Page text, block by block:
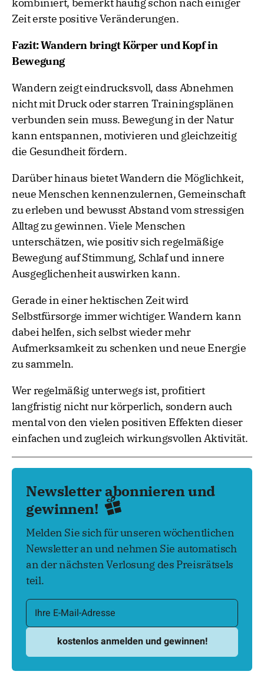
kombiniert, bemerkt häufig schon nach einiger
Zeit erste positive Veränderungen.
Fazit: Wandern bringt Körper und Kopf in
Bewegung
Wandern zeigt eindrucksvoll, dass Abnehmen
nicht mit Druck oder starren Trainingsplänen
verbunden sein muss. Bewegung in der Natur
kann entspannen, motivieren und gleichzeitig
die Gesundheit fördern.
Darüber hinaus bietet Wandern die Möglichkeit,
neue Menschen kennenzulernen, Gemeinschaft
zu erleben und bewusst Abstand vom stressigen
Alltag zu gewinnen. Viele Menschen
unterschätzen, wie positiv sich regelmäßige
Bewegung auf Stimmung, Schlaf und innere
Ausgeglichenheit auswirken kann.
Gerade in einer hektischen Zeit wird
Selbstfürsorge immer wichtiger. Wandern kann
dabei helfen, sich selbst wieder mehr
Aufmerksamkeit zu schenken und neue Energie
zu sammeln.
Wer regelmäßig unterwegs ist, profitiert
langfristig nicht nur körperlich, sondern auch
mental von den vielen positiven Effekten dieser
einfachen und zugleich wirkungsvollen Aktivität.
Newsletter abonnieren und
gewinnen!
Melden Sie sich für unseren wöchentlichen
Newsletter an und nehmen Sie automatisch
an der nächsten Verlosung des Preisrätsels
teil.